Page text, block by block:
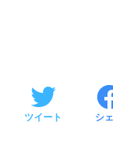
ツイート シ